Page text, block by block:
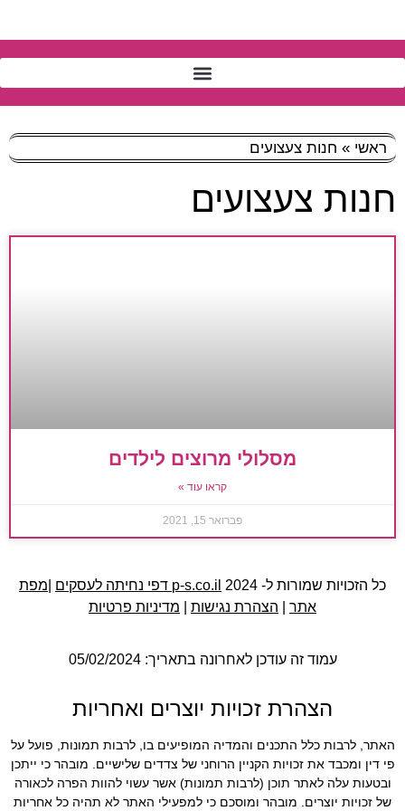
ראשי » חנות צעצועים
חנות צעצועים
מסלולי מרוצים לילדים
קראו עוד »
פברואר 15, 2021
כל הזכויות שמורות ל- 2024 p-s.co.il דפי נחיתה לעסקים
מפת
אתר
הצהרת נגישות מדיניות פרטיות
עמוד זה עודכן לאחרונה בתאריך: 05/02/2024
הצהרת זכויות יוצרים ואחריות
האתר, לרבות כלל התכנים והמדיה המופיעים בו, לרבות תמונות, פועל על
פי דין ומכבד את זכויות הקניין הרוחני של צדדים שלישיים. מובהר כי ייתכן
ובטעות עלה לאתר תוכן (לרבות תמונות) אשר עשוי להוות הפרה לכאורה
של זכויות יוצרים. מובהר ומוסכם כי למפעילי האתר לא תהיה כל אחריות